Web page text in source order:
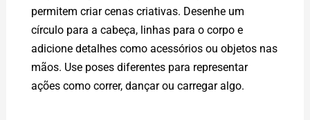
permitem criar cenas criativas. Desenhe um
círculo para a cabeça, linhas para o corpo e
adicione detalhes como acessórios ou objetos nas
mãos. Use poses diferentes para representar
ações como correr, dançar ou carregar algo.